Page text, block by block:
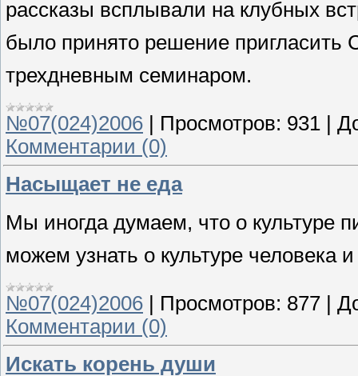
рассказы всплывали на клубных
было принято решение пригласить
трехдневным семинаром.
№07(024)2006 Просмотров: 931
Комментарии (0)
Насыщает не еда
Мы иногда думаем, что о
можем узнать о культуре человека
№07(024)2006 | Просмотров: 877 |
Комментарии (0)
Искать корень души